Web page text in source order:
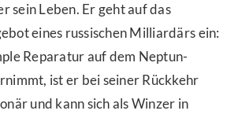
sein Leben. Er geht auf das
eines russischen Milliardärs ein:
Reparatur auf dem Neptun-
ist er bei seiner Rückkehr
und kann sich als Winzer in